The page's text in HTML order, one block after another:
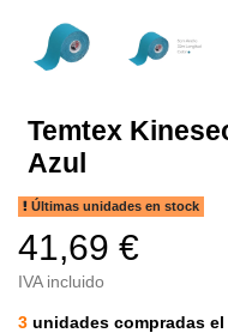
Temtex
Azul
Últimas unidades en stock
41,69 €
IVA incluido
3 unidades compradas el